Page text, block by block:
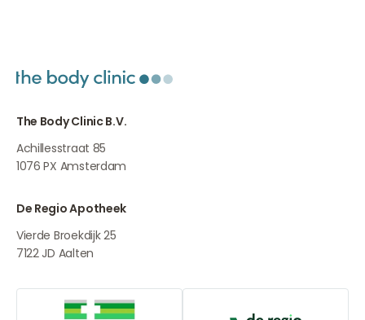
The Body Clinic B.V.
Achillesstraat 85
1076 PX Amsterdam
De Regio Apotheek
Vierde Broekdijk 25
7122 JD Aalten